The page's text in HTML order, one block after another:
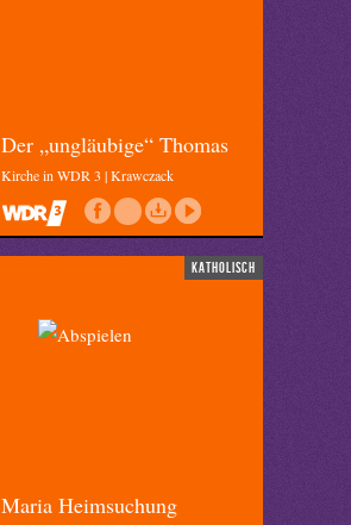
Der „ungläubige“ Thomas
Kirche in WDR 3 | Krawczack
katholisch
Maria Heimsuchung